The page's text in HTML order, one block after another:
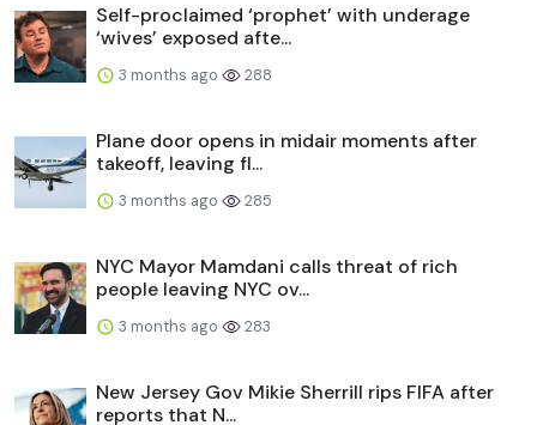
Self-proclaimed ‘prophet’ with underage
‘wives’ exposed afte...
3 months ago 288
Plane door opens in midair moments after
takeoff, leaving fl...
3 months ago 285
NYC Mayor Mamdani calls threat of rich
people leaving NYC ov...
3 months ago 283
New Jersey Gov Mikie Sherrill rips FIFA after
reports that N...